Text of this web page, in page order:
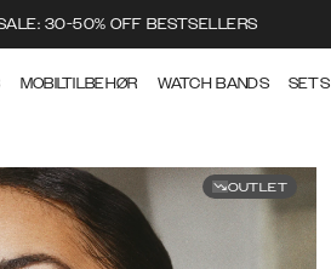
30-50% OFF BESTSELLERS
MOBILTILBEHØR WATCH BANDS SETS
OUTLET